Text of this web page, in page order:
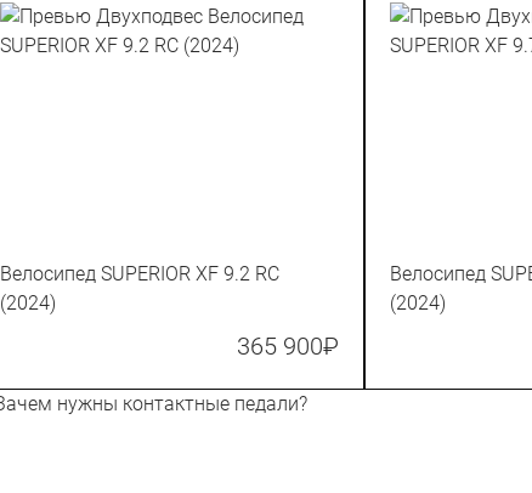
Велосипед SUPERIOR XF 9.2 RC
(2024)
365 900₽
Велосипед
(2024)